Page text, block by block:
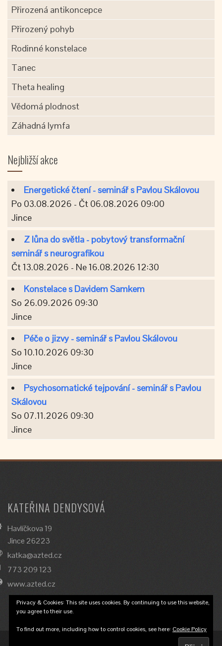
Přirozená antikoncepce
Přirozený pohyb
Rodinné konstelace
Tanec
Theta healing
Vědomá plodnost
Záhadná lymfa
Nejbližší akce
Energetické čtení - seminář s Pavlou Skálovou
Po 03.08.2026 - Čt 06.08.2026 09:00
Jince
Z lůna do světla - pobytový transformační
seminář s neurografikou
Čt 13.08.2026 - Ne 16.08.2026 12:30
Konstelace s Davidem Samkem
So 26.09.2026 09:30
Jince
Péče o jizvy - seminář s Pavlou Skálovou
So 10.10.2026 09:30
Jince
Psychosomatické tejpování - seminář s Pavlou
Skálovou
So 07.11.2026 09:30
Jince
KATEŘINA DENDYSOVÁ
Havlíčkova 19
Jince 26223
katka@azted.cz
773 209 123
www.azted.cz
Privacy & Cookies: This site uses cookies. By continuing to use this website,
you agree to their use.
To find out more, including how to control cookies, see here: Cookie Policy